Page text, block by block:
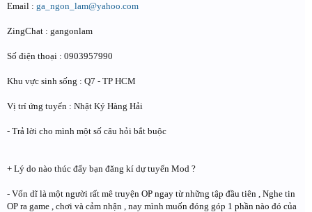
Email : ga_ngon_lam@yahoo.com
ZingChat : gangonlam
Số điện thoại : 0903957990
Khu vực sinh sống : Q7 - TP HCM
Vị trí ứng tuyển : Nhật Ký Hàng Hải
- Trả lời cho mình một số câu hỏi bắt buộc
+ Lý do nào thúc đẩy bạn đăng kí dự tuyển Mod ?
- Vốn dĩ là một người rất mê truyện OP ngay từ những tập đầu tiên , Nghe tin
OP ra game , chơi và cảm nhận , nay mình muốn đóng góp 1 phần nào đó của